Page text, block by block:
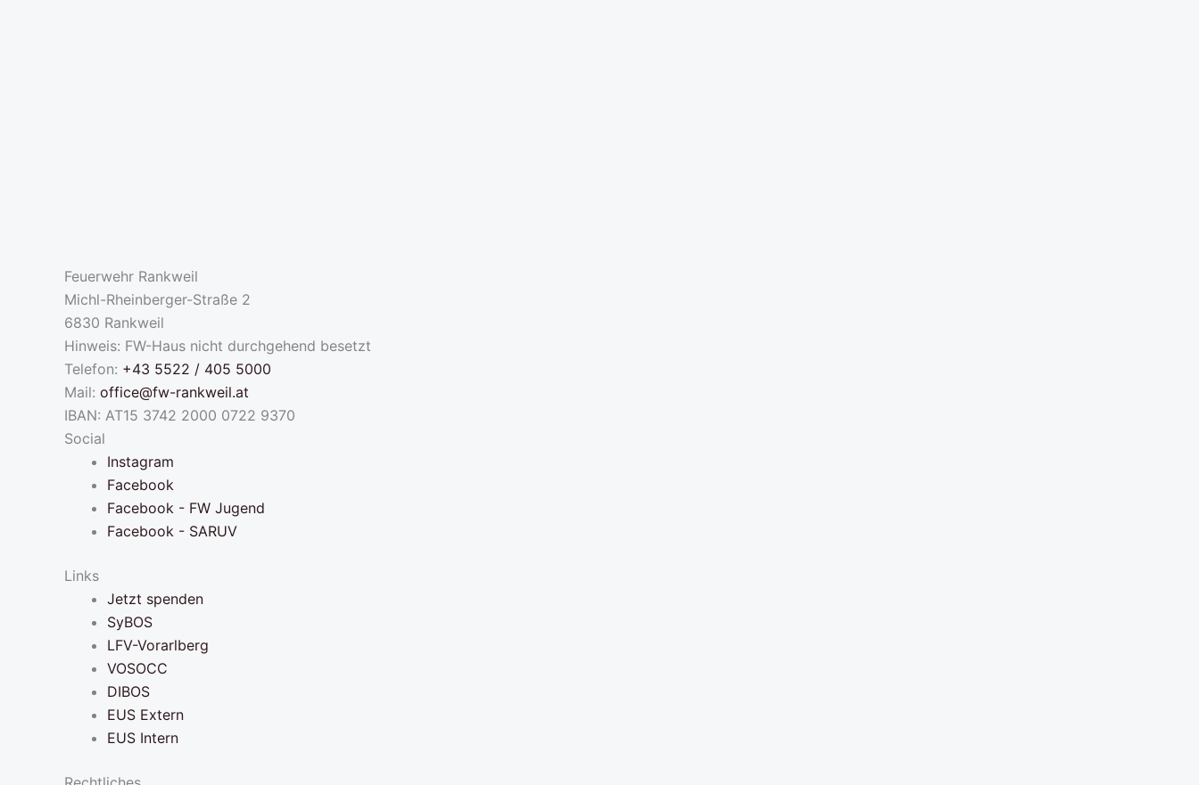
Feuerwehr Rankweil
Michl-Rheinberger-Straße 2
6830 Rankweil
Hinweis: FW-Haus nicht durchgehend besetzt
Telefon: +43 5522 / 405 5000
Mail: office@fw-rankweil.at
IBAN: AT15 3742 2000 0722 9370
Social
Instagram
Facebook
Facebook - FW Jugend
Facebook - SARUV
Links
Jetzt spenden
SyBOS
LFV-Vorarlberg
VOSOCC
DIBOS
EUS Extern
EUS Intern